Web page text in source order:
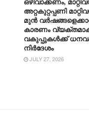
അറ്റകുറ്റപ്പണി
മുൻ
കാരണം
വകുപ്പുകൾക്ക്
നിർദേശം
JULY 27, 2026